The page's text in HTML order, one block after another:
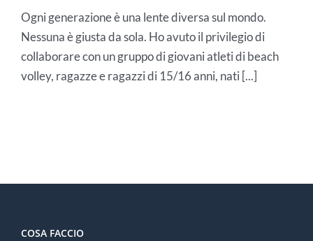
Ogni generazione è una lente diversa sul mondo.
Nessuna è giusta da sola. Ho avuto il privilegio di
collaborare con un gruppo di giovani atleti di beach
volley, ragazze e ragazzi di 15/16 anni, nati [...]
COSA FACCIO